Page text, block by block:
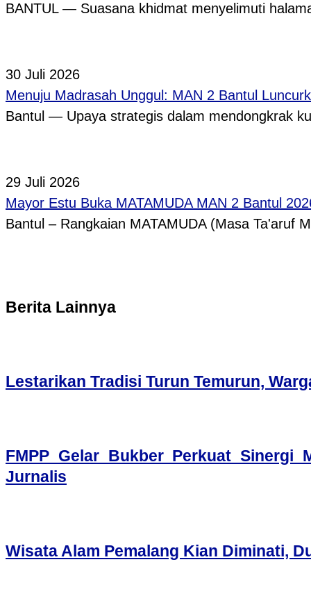
BANTUL — Suasana khidmat menyelimuti
30 Juli 2026
Menuju Madrasah Unggul: MAN 2 Bantul
Bantul — Upaya strategis dalam mendongkrak
29 Juli 2026
Mayor Estu Buka MATAMUDA MAN 2 Bantul
Bantul – Rangkaian MATAMUDA (Masa Ta'aruf
Berita Lainnya
Lestarikan Tradisi Turun Temurun,
FMPP Gelar Bukber Perkuat Sinergi
Jurnalis
Wisata Alam Pemalang Kian Diminati,